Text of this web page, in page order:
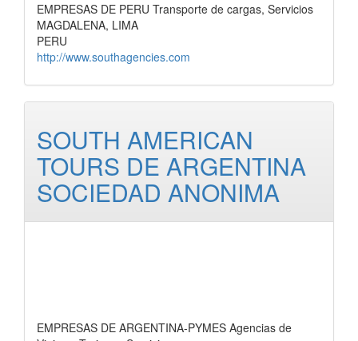
EMPRESAS DE PERU Transporte de cargas, Servicios
MAGDALENA, LIMA
PERU
http://www.southagencies.com
SOUTH AMERICAN
TOURS DE ARGENTINA
SOCIEDAD ANONIMA
EMPRESAS DE ARGENTINA-PYMES Agencias de